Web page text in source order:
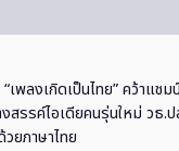
เพลงเกิดเป็นไทย” คว้าแชม
งสรรค์ไอเดียคนรุ่นใหม่ วธ
วยภาษาไทย